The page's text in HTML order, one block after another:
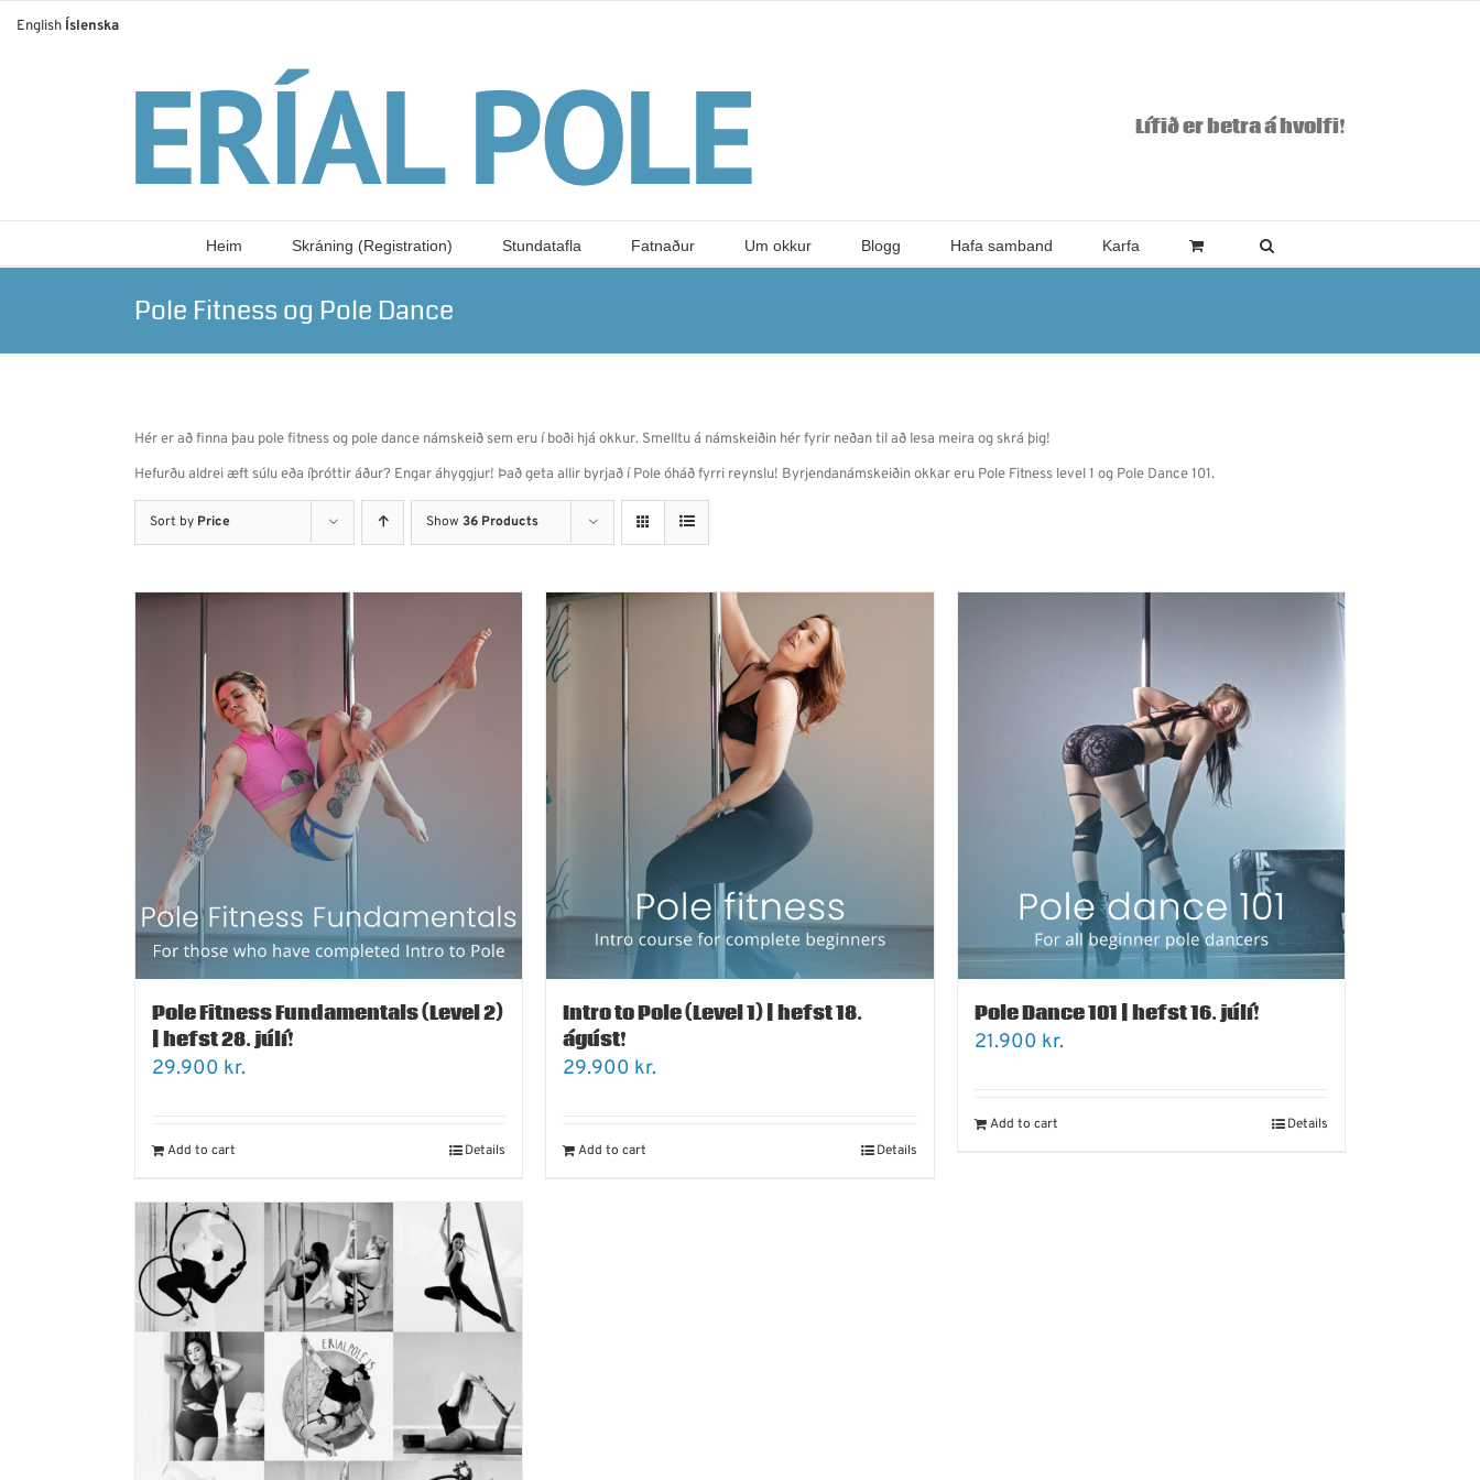
Lífið er betra á hvolfi!
Heim Skráning (Registration) Stundatafla Fatnaður Um okkur Blogg Hafa samband Karfa
Pole Fitness og Pole Dance
Hér er að finna þau pole fitness og pole dance námskeið sem eru í boði hjá okkur. Smelltu á námskeiðin hér fyrir neðan til að lesa meira og skrá þig!
Hefurðu aldrei æft súlu eða íþróttir áður? Engar áhyggjur! Það geta allir byrjað í Pole óháð fyrri reynslu! Byrjendanámskeiðin okkar eru Pole Fitness level 1 og Pole Dance 101.
Sort by Price Show 36 Products
Pole Fitness Fundamentals (Level 2)
| hefst 28. júlí!
29.900 kr.
Add to cart Details
Intro to Pole (Level 1) | hefst 18.
ágúst!
29.900 kr.
Add to cart Details
Pole Dance 101 | hefst 16. júlí!
21.900 kr.
Add to cart Details
English Íslenska